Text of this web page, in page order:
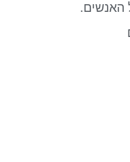
האנשים.